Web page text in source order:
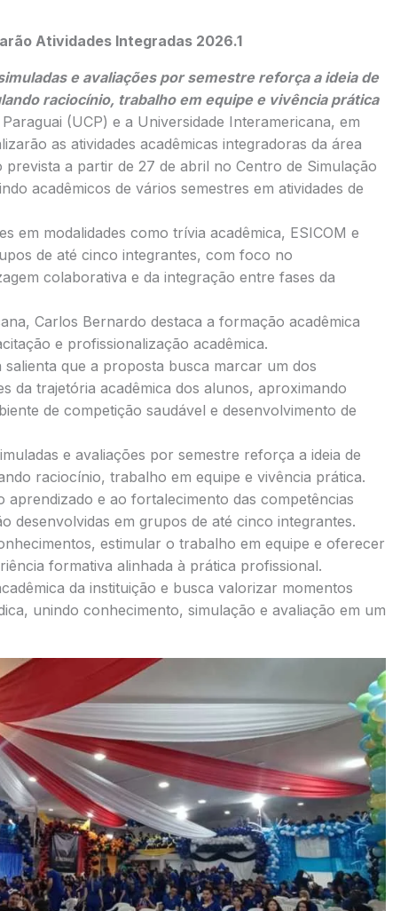
Atividades Integradas 2026.1
e avaliações por semestre reforça a ideia de
raciocínio, trabalho em equipe e vivência prática
(UCP) e a Universidade Interamericana, em
as atividades acadêmicas integradoras da área
a partir de 27 de abril no Centro de Simulação
acadêmicos de vários semestres em atividades de
em modalidades como trívia acadêmica, ESICOM e
de até cinco integrantes, com foco no
colaborativa e da integração entre fases da
Carlos Bernardo destaca a formação acadêmica
e profissionalização acadêmica.
que a proposta busca marcar um dos
da trajetória acadêmica dos alunos, aproximando
de competição saudável e desenvolvimento de
e avaliações por semestre reforça a ideia de
raciocínio, trabalho em equipe e vivência prática.
aprendizado e ao fortalecimento das competências
desenvolvidas em grupos de até cinco integrantes.
estimular o trabalho em equipe e oferecer
formativa alinhada à prática profissional.
da instituição e busca valorizar momentos
unindo conhecimento, simulação e avaliação em um